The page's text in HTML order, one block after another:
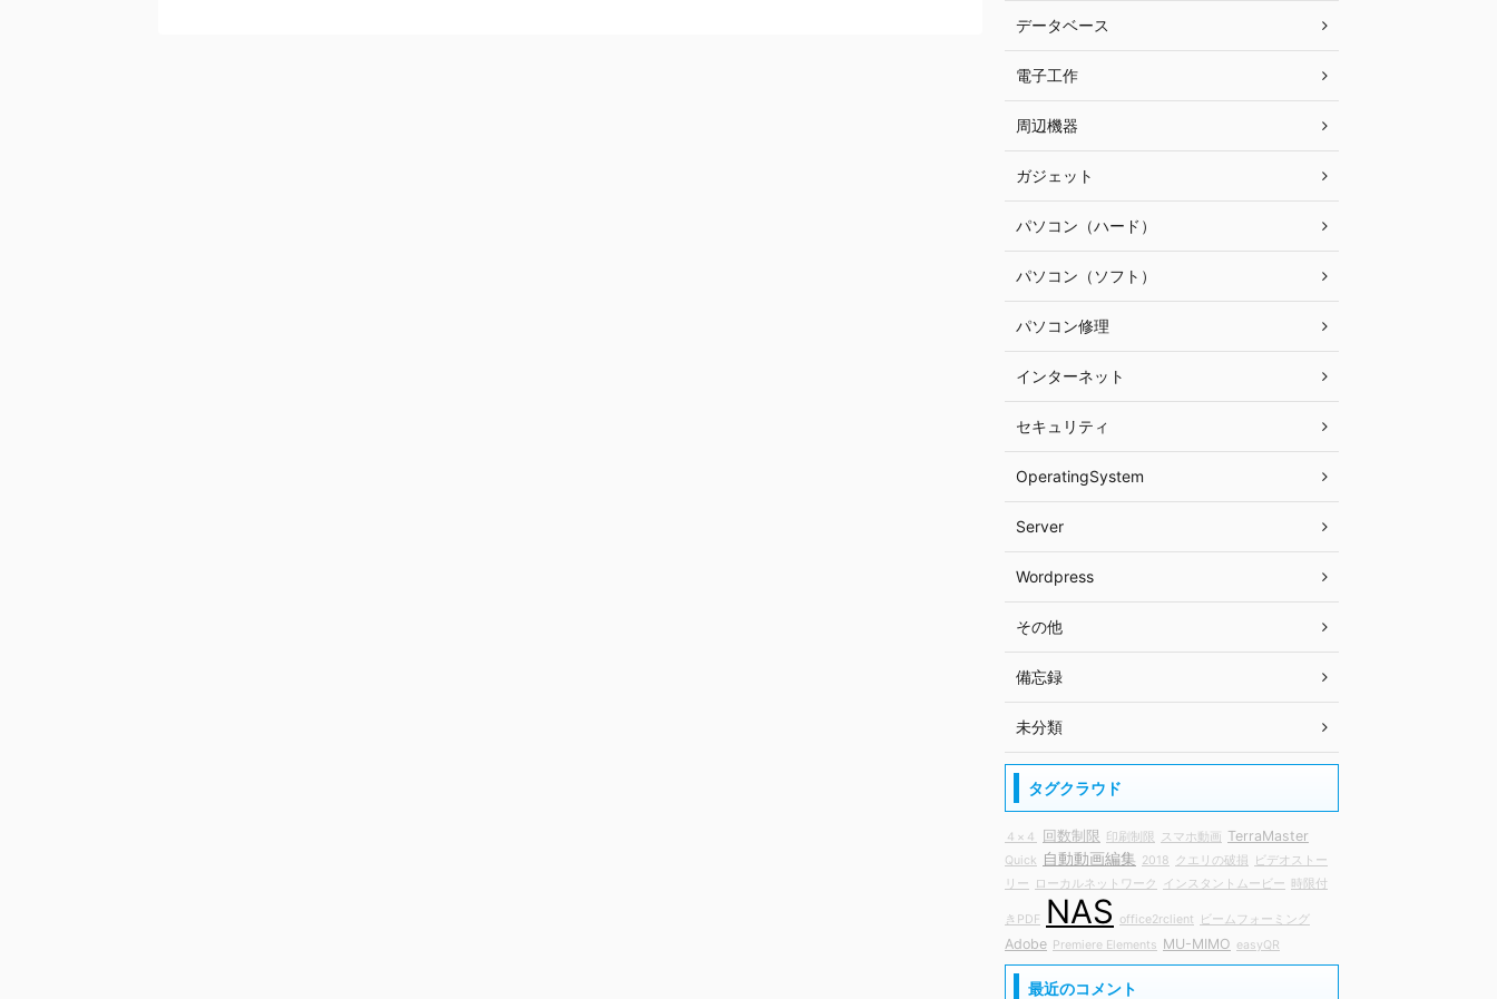
データベース
電子工作
周辺機器
ガジェット
パソコン（ハード）
パソコン（ソフト）
パソコン修理
インターネット
セキュリティ
OperatingSystem
Server
Wordpress
その他
備忘録
未分類
タグクラウド
４×４ 回数制限 印刷制限 スマホ動画 TerraMaster
Quick 自動動画編集 2018 クエリの破損
ビデオストー
リー
ローカルネットワーク インスタントムービー 時限付
きPDF NAS office2rclient ビームフォーミング
Adobe Premiere Elements MU-MIMO easyQR
最近のコメント